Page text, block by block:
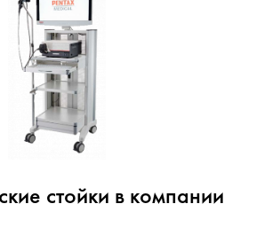
стойки в компании